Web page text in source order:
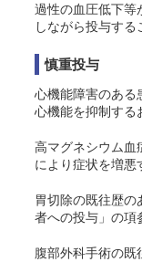
過性の血圧低下等
しながら投与する
慎重投与
心機能障害のある
心機能を抑制する
高マグネシウム血
により症状を増悪
胃切除の既往歴
者への投与」の項
腹部外科手術の既